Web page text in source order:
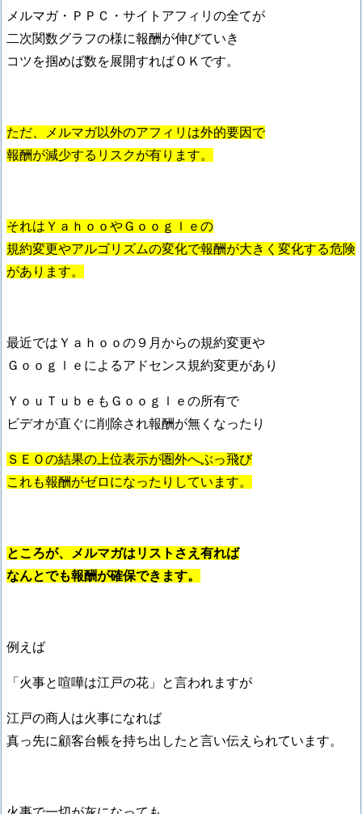
メルマガ・ＰＰＣ・サイトアフィリの全てが
二次関数グラフの様に報酬が伸びていき
コツを掴めば数を展開すればＯＫです。
ただ、メルマガ以外のアフィリは外的要因で
報酬が減少するリスクが有ります。
それはＹａｈｏｏやＧｏｏｇｌｅの
規約変更やアルゴリズムの変化で報酬が大きく変化する危険
があります。
最近ではＹａｈｏｏの９月からの規約変更や
Ｇｏｏｇｌｅによるアドセンス規約変更があり
ＹｏｕＴｕｂｅもＧｏｏｇｌｅの所有で
ビデオが直ぐに削除され報酬が無くなったり
ＳＥＯの結果の上位表示が圏外へぶっ飛び
これも報酬がゼロになったりしています。
ところが、メルマガはリストさえ有れば
なんとでも報酬が確保できます。
例えば
「火事と喧嘩は江戸の花」と言われますが
江戸の商人は火事になれば
真っ先に顧客台帳を持ち出したと言い伝えられています。